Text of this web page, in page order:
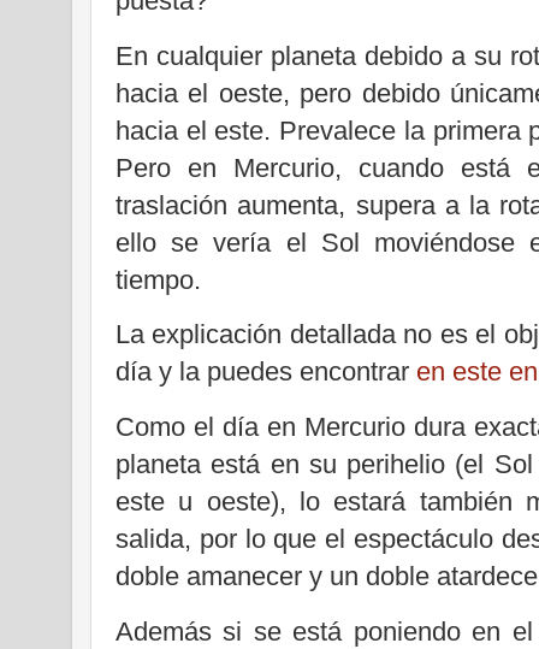
En cualquier planeta debido a su
hacia el oeste, pero debido
hacia el este. Prevalece la primera
Pero en Mercurio, cuando está
traslación aumenta, supera a la
ello se vería el Sol moviéndose
tiempo.
La explicación detallada no es el
día y la puedes encontrar en este
Como el día en Mercurio dura
planeta está en su perihelio (el
este u oeste), lo estará también
salida, por lo que el espectáculo
doble amanecer y un doble
Además si se está poniendo en